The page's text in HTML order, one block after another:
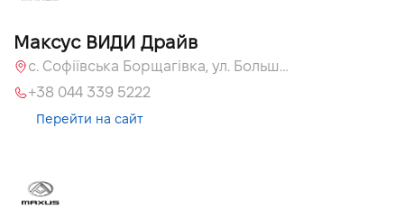
Максус ВИДИ Драйв
с. Софіївська Борщагівка, ул. Большая Кольцевая, 60а
+38 044 339 5222
Перейти на сайт